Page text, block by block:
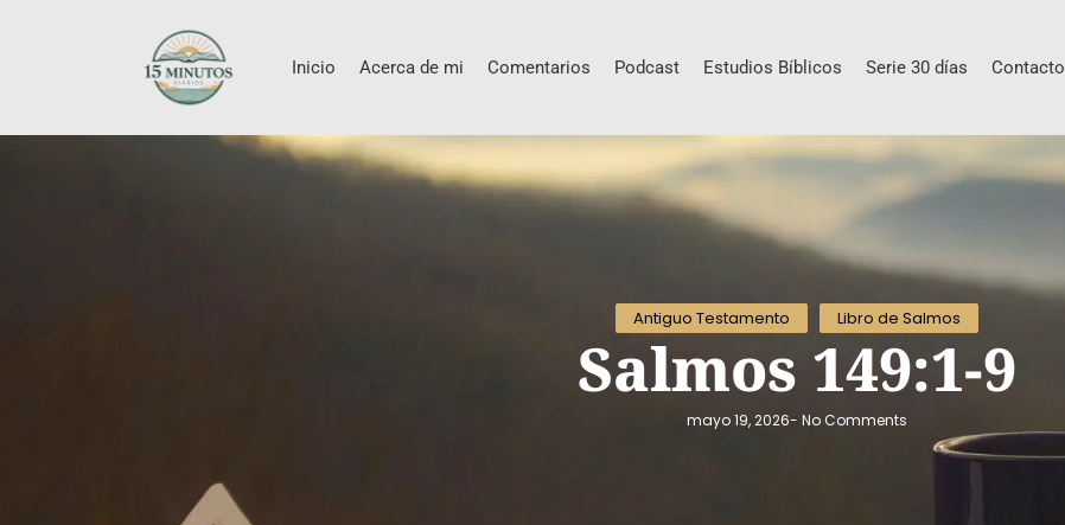
Inicio Acerca de mi Comentarios Podcast Estudios Bíblicos Serie 30 días Contacto
Antiguo Testamento Libro de Salmos
Salmos 149:1-9
mayo 19, 2026- No Comments